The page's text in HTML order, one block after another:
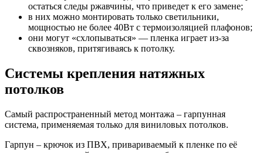
остаться следы ржавчины, что приведет к его замене;
в них можно монтировать только светильники,
мощностью не более 40Вт с термоизоляцией плафонов;
они могут «схлопываться» — пленка играет из-за
сквозняков, притягиваясь к потолку.
Системы крепления натяжных
потолков
Самый распространенный метод монтажа – гарпунная
система, применяемая только для виниловых потолков.
Гарпун – крючок из ПВХ, привариваемый к пленке по её